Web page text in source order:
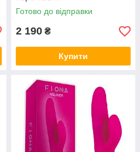
Готово до відправки
2 190 ₴
Купити